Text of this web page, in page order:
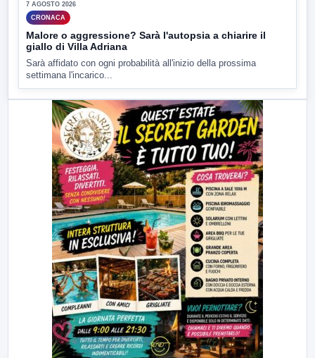
7 AGOSTO 2026
CRONACA
Malore o aggressione? Sarà l'autopsia a chiarire il
giallo di Villa Adriana
Sarà affidato con ogni probabilità all'inizio della prossima
settimana l'incarico...